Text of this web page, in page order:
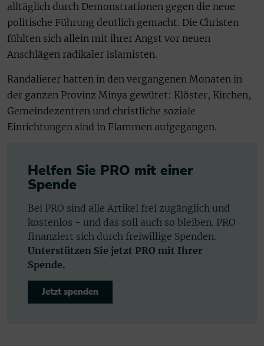
alltäglich durch Demonstrationen gegen die neue
politische Führung deutlich gemacht. Die Christen
fühlten sich allein mit ihrer Angst vor neuen
Anschlägen radikaler Islamisten.
Randalierer hatten in den vergangenen Monaten in
der ganzen Provinz Minya gewütet: Klöster, Kirchen,
Gemeindezentren und christliche soziale
Einrichtungen sind in Flammen aufgegangen.
Helfen Sie PRO mit einer
Spende
Bei PRO sind alle Artikel frei zugänglich und
kostenlos - und das soll auch so bleiben. PRO
finanziert sich durch freiwillige Spenden.
Unterstützen Sie jetzt PRO mit Ihrer
Spende.
Jetzt spenden